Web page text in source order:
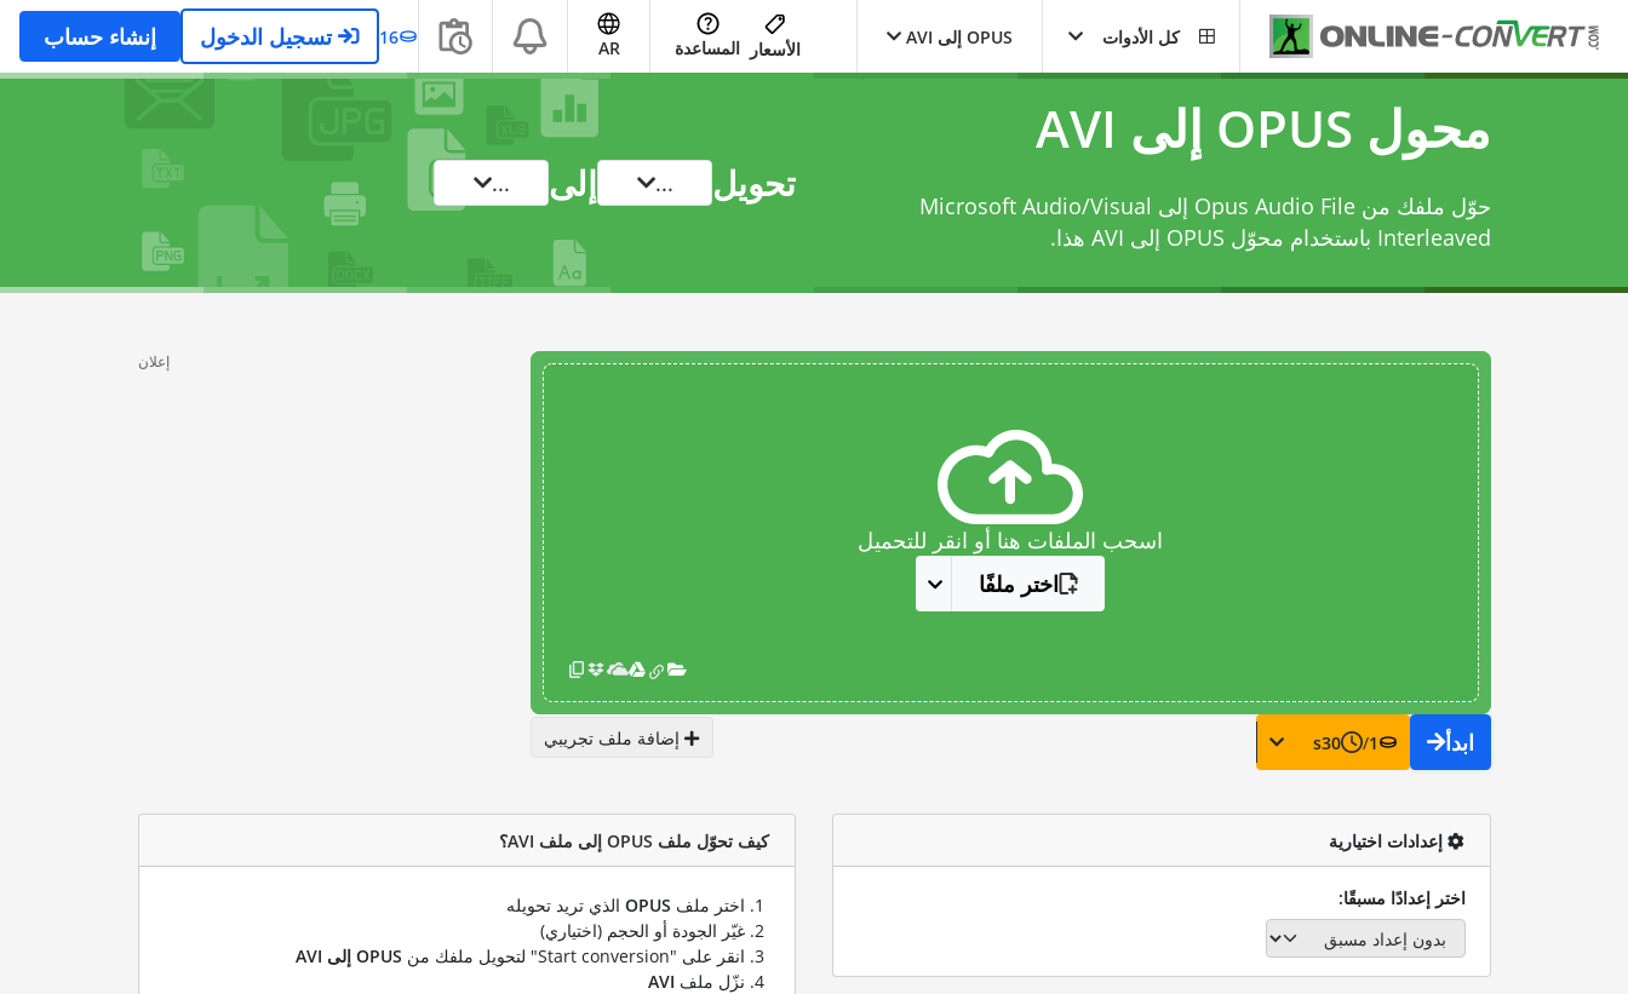
كل الأدوات OPUS إلى AVI
الأسعار المساعدة AR
16 تسجيل الدخول إنشاء حساب
محول OPUS إلى AVI
حوّل ملفك من Opus Audio File إلى Microsoft Audio/Visual
Interleaved باستخدام
محوّل OPUS إلى AVI هذا.
تحويل ... إلى ...
اسحب الملفات هنا أو انقر للتحميل
اختر ملفًا
ابدأ 1
/
30
s إضافة ملف تجريبي
إعلان
إعدادات اختيارية
اختر إعدادًا مسبقًا:
كيف تحوّل ملف OPUS إلى ملف AVI؟
اختر ملف OPUS الذي تريد تحويله
غيّر الجودة أو الحجم (اختياري)
انقر على "Start conversion" لتحويل ملفك من
OPUS إلى AVI
نزّل ملف AVI